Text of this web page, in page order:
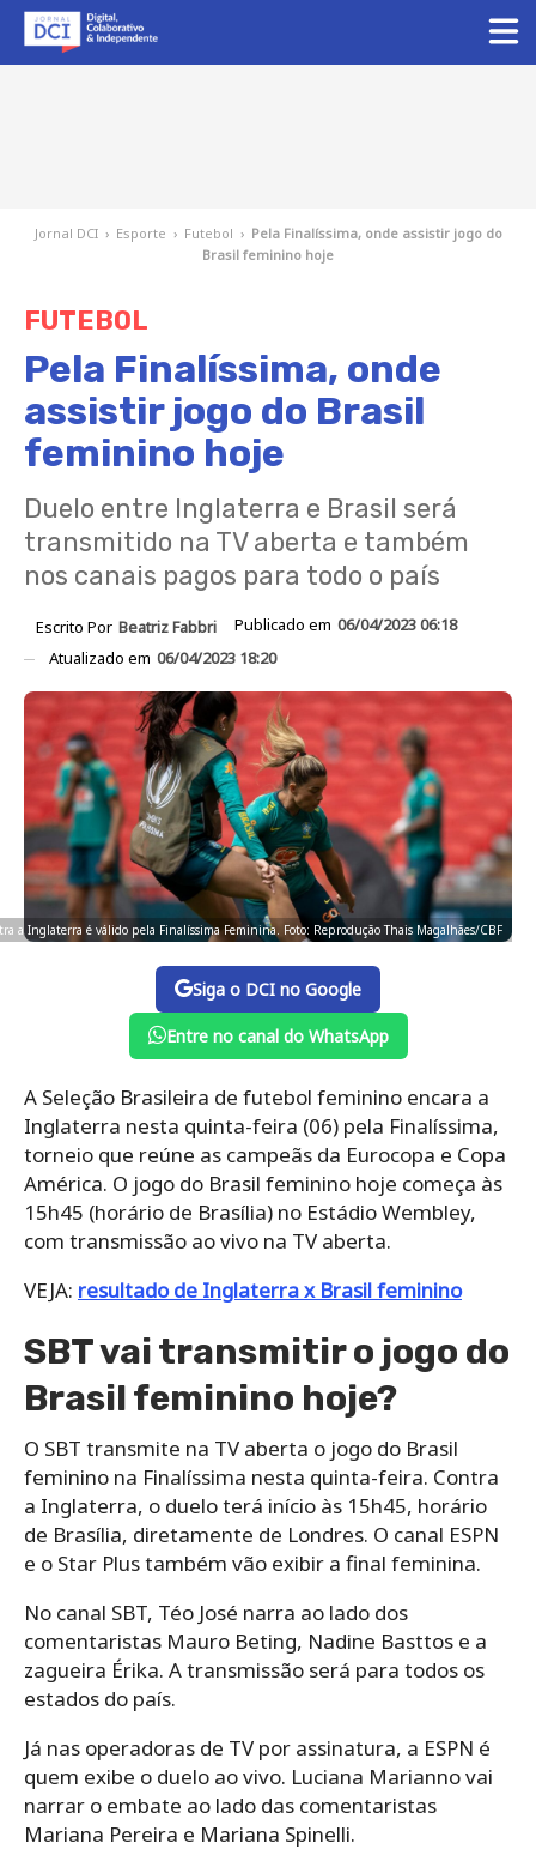
Jornal DCI › Esporte › Futebol › Pela Finalíssima, onde assistir jogo do
Brasil feminino hoje
FUTEBOL
Pela Finalíssima, onde
assistir jogo do Brasil
feminino hoje
Duelo entre Inglaterra e Brasil será
transmitido na TV aberta e também
nos canais pagos para todo o país
Escrito Por Beatriz Fabbri Publicado em 06/04/2023 06:18
Atualizado em 06/04/2023 18:20
a Inglaterra é válido pela Finalíssima Feminina. Foto: Reprodução Thais Magalhães/CBF
Siga o DCI no Google
Entre no canal do WhatsApp
A Seleção Brasileira de futebol feminino encara a
Inglaterra nesta quinta-feira (06) pela Finalíssima,
torneio que reúne as campeãs da Eurocopa e Copa
América. O jogo do Brasil feminino hoje começa às
15h45 (horário de Brasília) no Estádio Wembley,
com transmissão ao vivo na TV aberta.
VEJA: resultado de Inglaterra x Brasil feminino
SBT vai transmitir o jogo do
Brasil feminino hoje?
O SBT transmite na TV aberta o jogo do Brasil
feminino na Finalíssima nesta quinta-feira. Contra
a Inglaterra, o duelo terá início às 15h45, horário
de Brasília, diretamente de Londres. O canal ESPN
e o Star Plus também vão exibir a final feminina.
No canal SBT, Téo José narra ao lado dos
comentaristas Mauro Beting, Nadine Basttos e a
zagueira Érika. A transmissão será para todos os
estados do país.
Já nas operadoras de TV por assinatura, a ESPN é
quem exibe o duelo ao vivo. Luciana Marianno vai
narrar o embate ao lado das comentaristas
Mariana Pereira e Mariana Spinelli.